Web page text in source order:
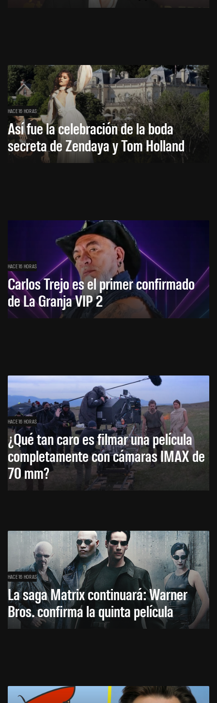
HACE 16 HORAS
Así fue la celebración de la boda
secreta de Zendaya y Tom Holland
HACE 16 HORAS
Carlos Trejo es el primer confirmado
de La Granja VIP 2
HACE 16 HORAS
¿Qué tan caro es filmar una película
completamente con cámaras IMAX de
70 mm?
HACE 16 HORAS
La saga Matrix continuará: Warner
Bros. confirma la quinta película